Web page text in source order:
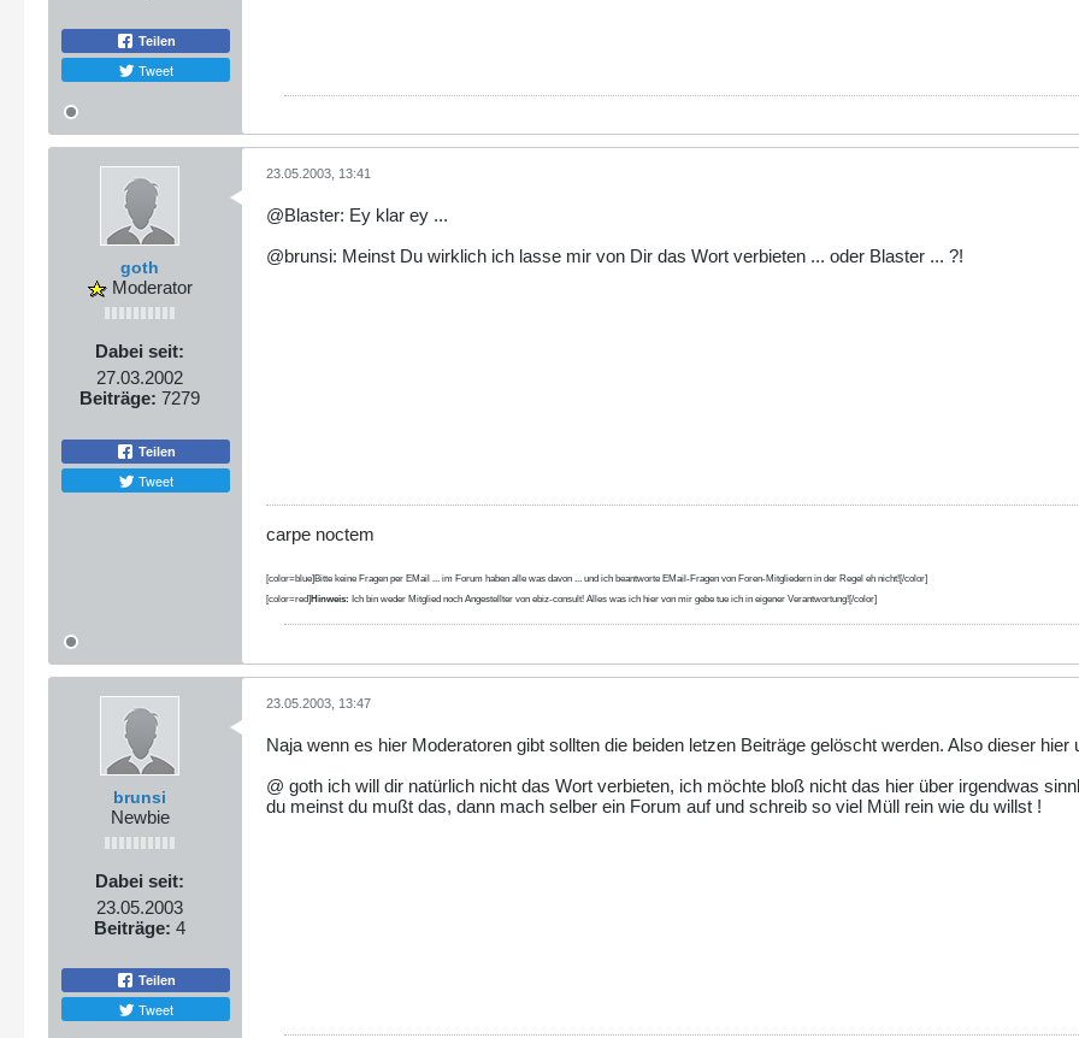
Teilen
Tweet
goth
Moderator
Dabei seit:
27.03.2002
Beiträge: 7279
Teilen
Tweet
23.05.2003, 13:41
@Blaster: Ey klar ey ...
@brunsi: Meinst Du wirklich ich lasse mir von Dir das Wort verbieten ... oder Blaster ... ?!
carpe noctem
[color=blue]Bitte keine Fragen per EMail ... im Forum haben alle was davon ... und ich beantworte EMail-Fragen von Foren-Mitgliedern in der Regel eh nicht![/color]
[color=red] Hinweis: Ich bin weder Mitglied noch Angestellter von ebiz-consult! Alles was ich hier von mir gebe tue ich in eigener Verantwortung![/color]
brunsi
Newbie
Dabei seit:
23.05.2003
Beiträge: 4
Teilen
Tweet
23.05.2003, 13:47
Naja wenn es hier Moderatoren gibt sollten die beiden letzen Beiträge gelöscht werden. Also dieser hier
@ goth ich will dir natürlich nicht das Wort verbieten, ich möchte bloß nicht das hier über irgendwas
du meinst du mußt das, dann mach selber ein Forum auf und schreib so viel Müll rein wie du willst !